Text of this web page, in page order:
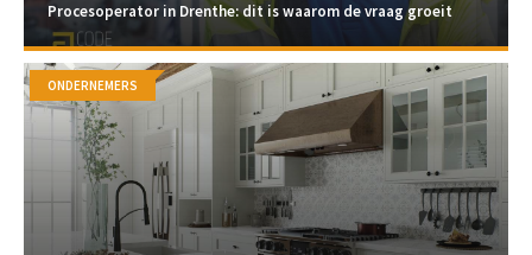
Procesoperator in Drenthe: dit is waarom de vraag groeit
ONDERNEMERS